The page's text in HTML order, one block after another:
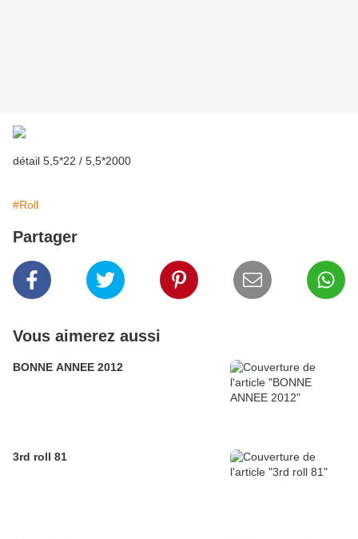
détail 5,5*22 / 5,5*2000
#Roll
Partager
Vous aimerez aussi
BONNE ANNEE 2012
3rd roll 81